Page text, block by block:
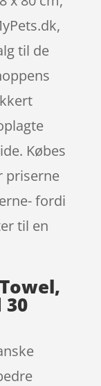
til de
Købes
priserne
fordi
til en
30